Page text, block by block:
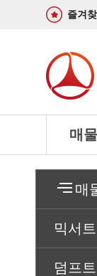
즐겨
매
매
믹서
덤프